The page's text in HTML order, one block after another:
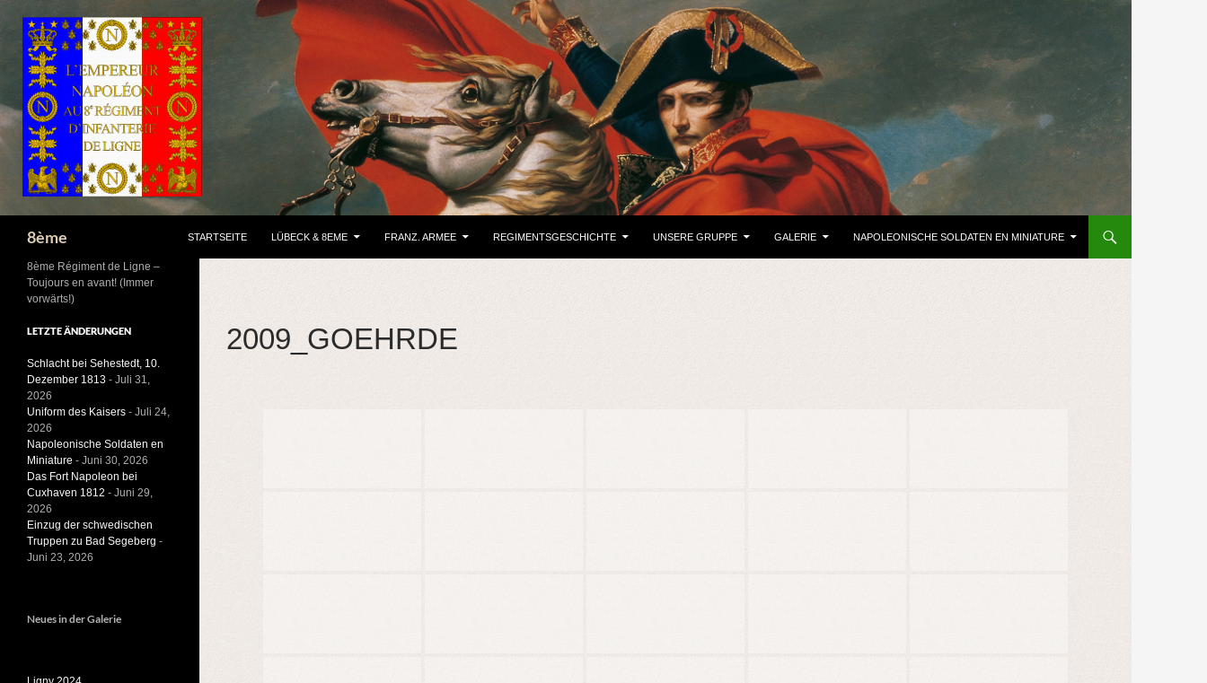
8ème
STARTSEITE
LÜBECK & 8EME FRANZ. ARMEE REGIMENTSGESCHICHTE UNSERE GRUPPE GALERIE NAPOLEONISCHE SOLDATEN EN MINIATURE
2009_GOEHRDE
8ème Régiment de Ligne –
Toujours en avant! (Immer
vorwärts!)
LETZTE ÄNDERUNGEN
Schlacht bei Sehestedt, 10.
Dezember 1813 - Juli 31,
2026
Uniform des Kaisers - Juli 24,
2026
Napoleonische Soldaten en
Miniature - Juni 30, 2026
Das Fort Napoleon bei
Cuxhaven 1812 - Juni 29,
2026
Einzug der schwedischen
Truppen zu Bad Segeberg -
Juni 23, 2026
Neues in der Galerie